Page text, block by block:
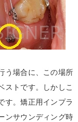
う場合に、この場所
ストです。しかしこ
す。矯正用インプラ
ンサウンディング時